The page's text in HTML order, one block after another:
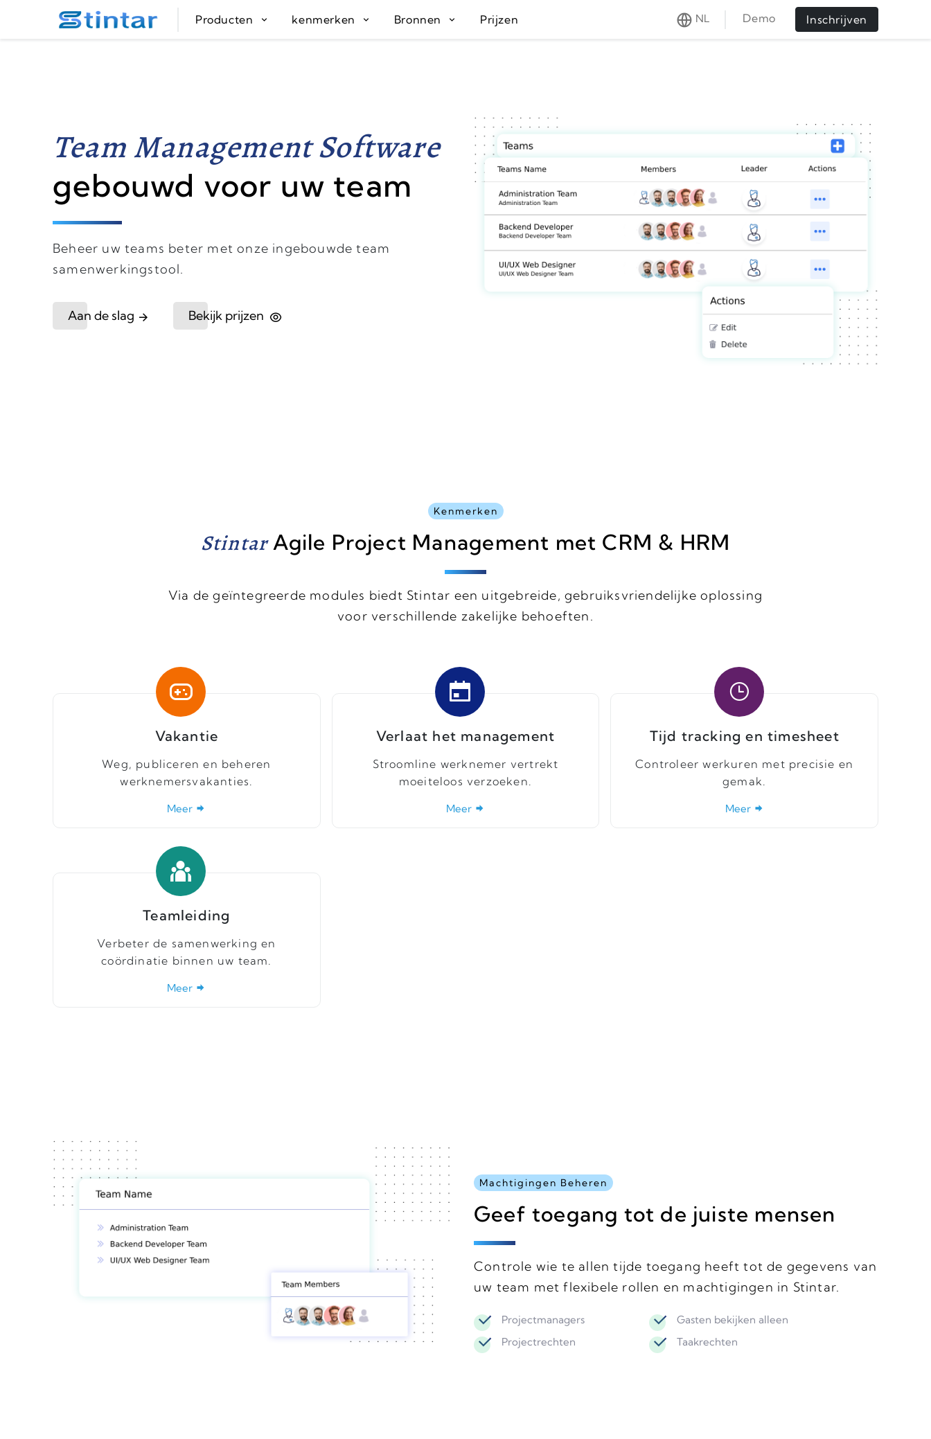
Producten kenmerken Bronnen Prijzen NL Demo Inschrijven
Team Management Software
gebouwd voor uw team
Beheer uw teams beter met onze ingebouwde team
samenwerkingstool.
Aan de slag Bekijk prijzen
Kenmerken
StintarAgile Project Management met CRM & HRM
Via de geïntegreerde modules biedt Stintar een uitgebreide, gebruiksvriendelijke oplossing
voor verschillende zakelijke behoeften.
Vakantie
Weg, publiceren en beheren
werknemersvakanties.
Meer
Verlaat het management
Stroomline werknemer vertrekt
moeiteloos verzoeken.
Meer
Tijd tracking en timesheet
Controleer werkuren met precisie en
gemak.
Meer
Teamleiding
Verbeter de samenwerking en
coördinatie binnen uw team.
Meer
Machtigingen Beheren
Geef toegang tot de juiste mensen
Controle wie te allen tijde toegang heeft tot de gegevens van
uw team met flexibele rollen en machtigingen in Stintar.
Projectmanagers
Gasten bekijken alleen
Projectrechten
Taakrechten